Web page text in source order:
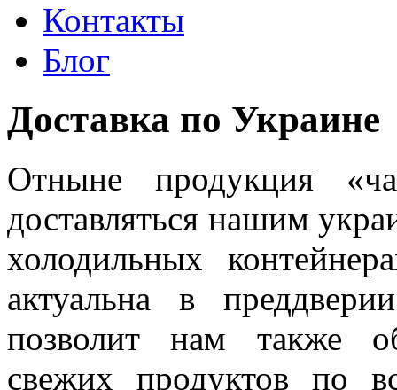
Контакты
Блог
Доставка по Украине
Отныне продукция
доставляться нашим
холодильных
актуальна в
позволит нам также
свежих продуктов по